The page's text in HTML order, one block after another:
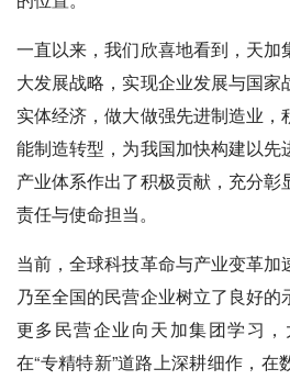
一直以来，我们欣喜地看到，天
大发展战略，实现企业发展与国家
实体经济，做大做强先进制造业，
能制造转型，为我国加快构建以
产业体系作出了积极贡献，充分
责任与使命担当。
当前，全球科技革命与产业变革
乃至全国的民营企业树立了良好
更多民营企业向天加集团学习，
在“专精特新”道路上深耕细作，在